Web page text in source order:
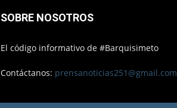
SOBRE NOSOTROS
El código informativo de #Barquisimeto
Contáctanos: prensanoticias251@gmail.com